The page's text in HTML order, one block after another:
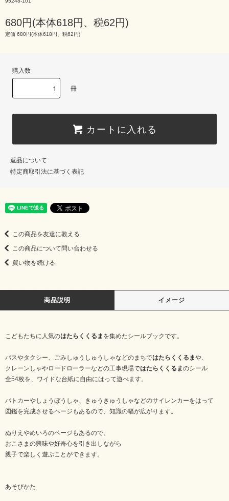
680円(本体618円、税62円)
定価 680円(本体618円、税62円)
購入数
冊
カートに入れる
返品について
特定商取引法に基づく表記
この商品を友達に教える
この商品について問い合わせる
買い物を続ける
商品説明 イメージ
こどもたちに人気のはたらくくるま を集めたシールブックです。
バスやタクシー、ごみしゅうしゅうしゃなどのまちではたらくくるまや、
クレーンしゃやロードローラーなどの工事現場ではたらくくるまのシール
全54枚を、ワイドな台紙に自由にはって遊べます。
パトカーやしょうぼうしゃ、きゅうきゅうしゃなどのサイレンカーをはって
図鑑を完成させるページもあるので、知識の幅が広がります。
ぬりえやめいろのページもあるので、
おこさまの興味や好奇心を引き出しながら
親子で楽しく遊ぶことができます。
あそびかた